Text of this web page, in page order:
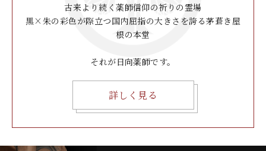
古来より続く薬師信仰の祈りの霊場
黒×朱の彩色が際立つ国内屈指の大きさを誇る茅葺き屋
根の本堂
それが日向薬師です。
詳しく見る